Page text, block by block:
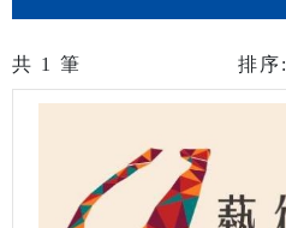
共 1 筆 排序: